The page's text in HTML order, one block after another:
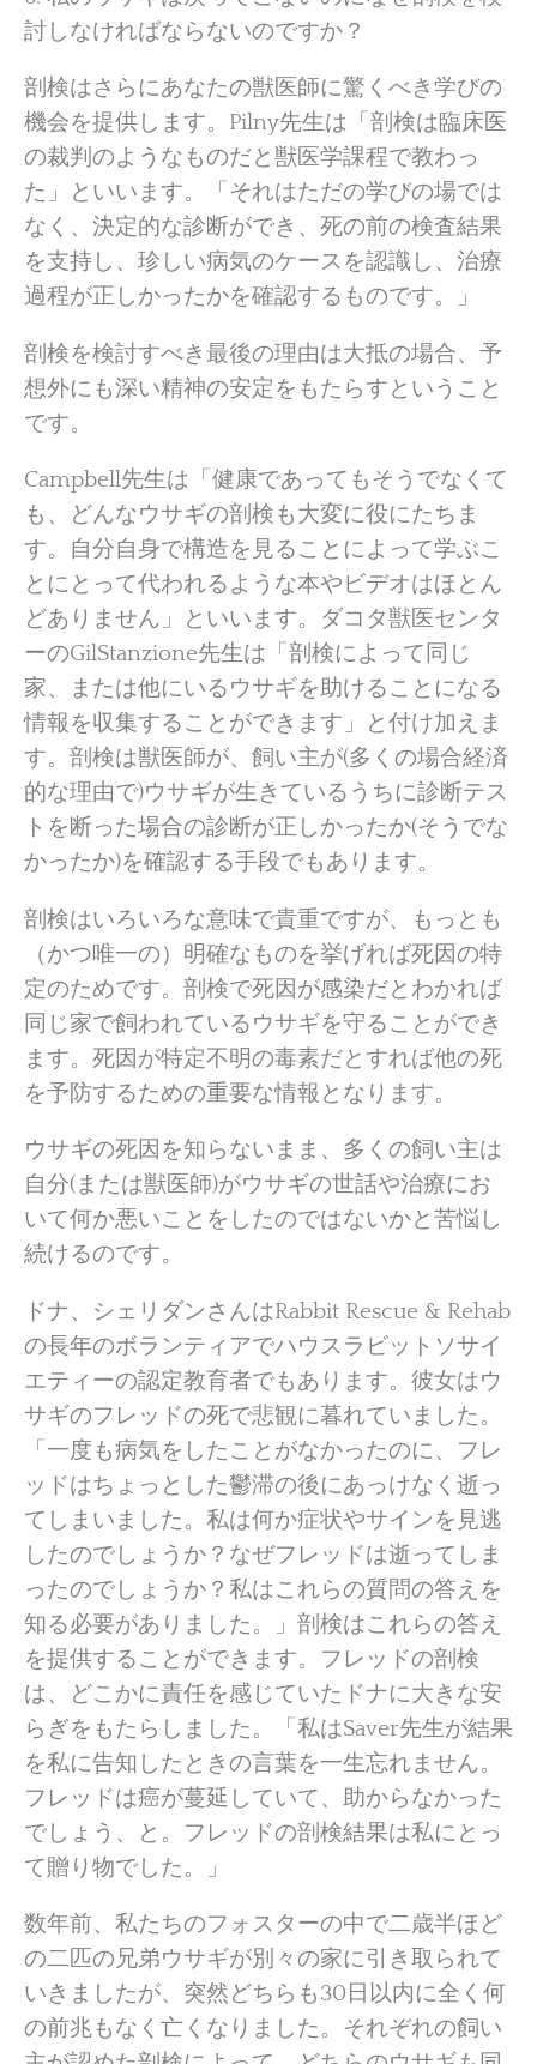
討しなければならないのですか？
剖検はさらにあなたの獣医師に驚くべき学びの
機会を提供します。Pilny先生は「剖検は臨床医
の裁判のようなものだと獣医学課程で教わっ
た」といいます。「それはただの学びの場では
なく、決定的な診断ができ、死の前の検査結果
を支持し、珍しい病気のケースを認識し、治療
過程が正しかったかを確認するものです。」
剖検を検討すべき最後の理由は大抵の場合、予
想外にも深い精神の安定をもたらすということ
です。
Campbell先生は「健康であってもそうでなくて
も、どんなウサギの剖検も大変に役にたちま
す。自分自身で構造を見ることによって学ぶこ
とにとって代われるような本やビデオはほとん
どありません」といいます。ダコタ獣医センタ
ーのGilStanzione先生は「剖検によって同じ
家、または他にいるウサギを助けることになる
情報を収集することができます」と付け加えま
す。剖検は獣医師が、飼い主が(多くの場合経済
的な理由で)ウサギが生きているうちに診断テス
トを断った場合の診断が正しかったか(そうでな
かったか)を確認する手段でもあります。
剖検はいろいろな意味で貴重ですが、もっとも
（かつ唯一の）明確なものを挙げれば死因の特
定のためです。剖検で死因が感染だとわかれば
同じ家で飼われているウサギを守ることができ
ます。死因が特定不明の毒素だとすれば他の死
を予防するための重要な情報となります。
ウサギの死因を知らないまま、多くの飼い主は
自分(または獣医師)がウサギの世話や治療にお
いて何か悪いことをしたのではないかと苦悩し
続けるのです。
ドナ、シェリダンさんはRabbit Rescue & Rehab
の長年のボランティアでハウスラビットソサイ
エティーの認定教育者でもあります。彼女はウ
サギのフレッドの死で悲観に暮れていました。
「一度も病気をしたことがなかったのに、フレ
ッドはちょっとした鬱滞の後にあっけなく逝っ
てしまいました。私は何か症状やサインを見逃
したのでしょうか？なぜフレッドは逝ってしま
ったのでしょうか？私はこれらの質問の答えを
知る必要がありました。」剖検はこれらの答え
を提供することができます。フレッドの剖検
は、どこかに責任を感じていたドナに大きな安
らぎをもたらしました。「私はSaver先生が結果
を私に告知したときの言葉を一生忘れません。
フレッドは癌が蔓延していて、助からなかった
でしょう、と。フレッドの剖検結果は私にとっ
て贈り物でした。」
数年前、私たちのフォスターの中で二歳半ほど
の二匹の兄弟ウサギが別々の家に引き取られて
いきましたが、突然どちらも30日以内に全く何
の前兆もなく亡くなりました。それぞれの飼い